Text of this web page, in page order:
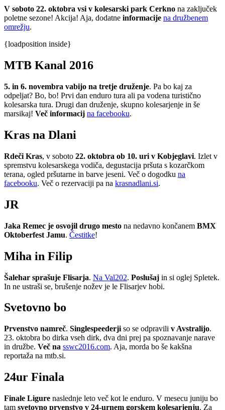
V soboto 22. oktobra vsi v kolesarski park Cerkno na zaključek
poletne sezone! Akcija! Aja, dodatne informacije na družbenem
omrežju.
{loadposition inside}
MTB Kanal 2016
5. in 6. novembra vabijo na tretje druženje. Pa bo kaj za
odpeljat? Bo, bo! Prvi dan enduro tura ali pa vodena turistično
kolesarska tura. Drugi dan druženje, skupno kolesarjenje in še
marsikaj! Več informacij na facebooku.
Kras na Dlani
Rdeči Kras, v soboto 22. oktobra ob 10. uri v Kobjeglavi. Izlet v
spremstvu kolesarskega vodiča, degustacija pršuta s kozarčkom
terana, ogled pršutarne in barve jeseni. Več o dogodku na
facebooku. Več o rezervaciji pa na krasnadlani.si.
JR
Jaka Remec je osvojil drugo mesto na nedavno končanem BMX
Oktoberfest Jamu. Čestitke!
Miha in Filip
Šalehar sprašuje Flisarja. Na Val202. Poslušaj in si oglej Spletek.
In ne ustraši se, brušenje nožev je le Flisarjev hobi.
Svetovno bo
Prvenstvo namreč. Singlespeederji so se odpravili v Avstralijo.
23. oktobra bo dirka vseh dirk, dva dni prej pa spoznavanje narave
in družbe. Več na sswc2016.com. Aja, morda bo še kakšna
reportaža na mtb.si.
24ur Finala
Finale Ligure naslednje leto več kot le enduro. V mesecu juniju bo
tam svetovno prvenstvo v 24-urnem gorskem kolesarjenju. Za